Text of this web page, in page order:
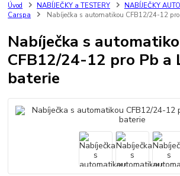
Úvod NABÍJEČKY a TESTERY
NABÍJEČKY
Carspa
Nabíječka s automatikou CFB12/24-12 pro
Nabíječka s
CFB12/24-12 pro Pb a
baterie